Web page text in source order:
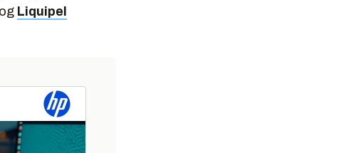
og Liquipel